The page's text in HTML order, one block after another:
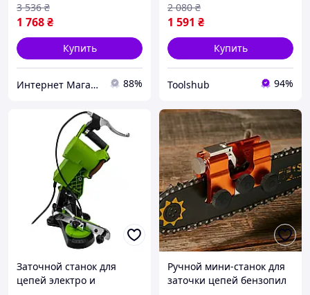
1 768₴
3 536 ₴
Купить
Интернет Магазин "StepShop" 88%
1 591 ₴
2 080 ₴
Купить
Toolshub 94%
Заточной станок для
цепей электро и
Ручной мини-станок для
заточки цепей бензопил